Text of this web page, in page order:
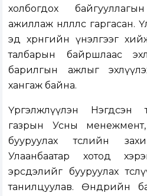
холбогдох байгууллагын
ажиллаж нөлөөллөөс
эд хөрөнгийн үнэлгээг
талбарын байршлаас
барилгын ажлыг
хангаж байна.
Үргэлжлүүлэн Нэгдсэн
газрын Усны
бууруулах төслийн
Улаанбаатар хотод
эрсдэлийг бууруулах
танилцуулав. Өнөөдрийн